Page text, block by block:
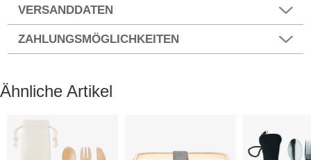
VERSANDDATEN
ZAHLUNGSMÖGLICHKEITEN
Ähnliche Artikel